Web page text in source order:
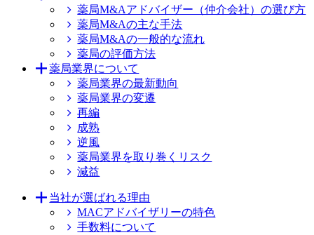
薬局M&Aアドバイザー（仲介会社）の選び方
薬局M&Aの主な手法
薬局M&Aの一般的な流れ
薬局の評価方法
薬局業界について
薬局業界の最新動向
薬局業界の変遷
再編
成熟
逆風
薬局業界を取り巻くリスク
減益
当社が選ばれる理由
MACアドバイザリーの特色
手数料について